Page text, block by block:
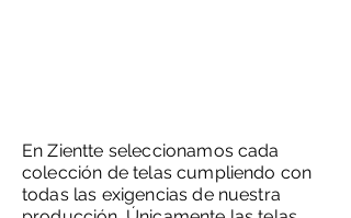
En Zientte seleccionamos cada
colección de telas cumpliendo con
todas las exigencias de nuestra